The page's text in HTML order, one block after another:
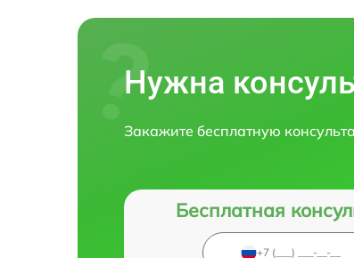
Нужна
Закажите бесплатную
Бесплатная